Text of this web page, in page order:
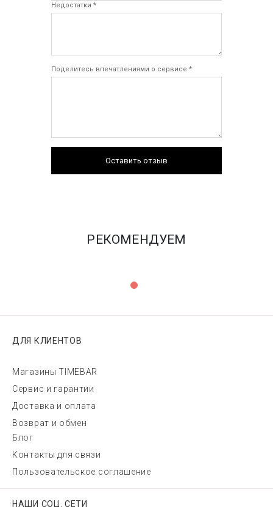
Недостатки *
Поделитесь впечатлениями о сервисе *
Оставить отзыв
РЕКОМЕНДУЕМ
ДЛЯ КЛИЕНТОВ
Магазины TIMEBAR
Сервис и гарантии
Доставка и оплата
Возврат и обмен
Блог
Контакты для связи
Пользовательское соглашение
НАШИ СОЦ. СЕТИ